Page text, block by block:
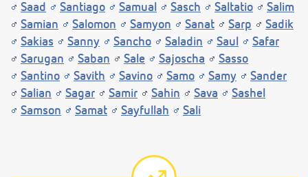
Saad
Santiago Samual Sasch Saltatio
Salim
Samian
Salomon Samyon Sanat Sarp
Sadik
Sakias
Sanny Sancho Saladin Saul
Safar
Sarugan
Saban Sale Sajoscha
Sasso
Santino
Savith Savino Samo Samy
Sander
Salian
Sagar Samir Sahin Sava
Sashel
Samson
Samat Sayfullah Sali